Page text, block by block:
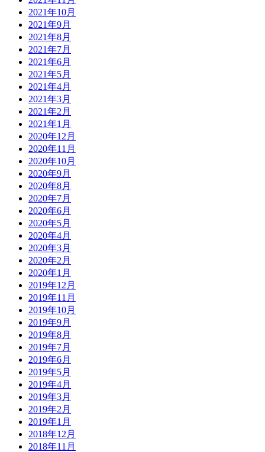
2021年10月
2021年9月
2021年8月
2021年7月
2021年6月
2021年5月
2021年4月
2021年3月
2021年2月
2021年1月
2020年12月
2020年11月
2020年10月
2020年9月
2020年8月
2020年7月
2020年6月
2020年5月
2020年4月
2020年3月
2020年2月
2020年1月
2019年12月
2019年11月
2019年10月
2019年9月
2019年8月
2019年7月
2019年6月
2019年5月
2019年4月
2019年3月
2019年2月
2019年1月
2018年12月
2018年11月